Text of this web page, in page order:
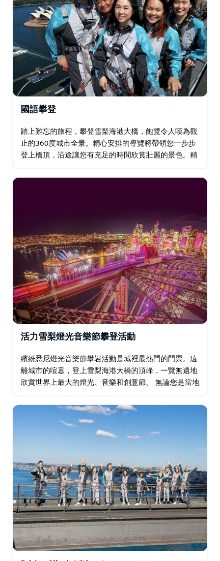
國語攀登
踏上難忘的旅程，攀登雪梨海港大橋，飽覽令人嘆為觀
止的360度城市全景。精心安排的導覽將帶領您一步步
登上橋頂，沿途讓您有充足的時間欣賞壯麗的景色。精
的精彩故事。攀登活動適合所有體能水平的人士…
活力雪梨燈光音樂節攀登活動
繽紛悉尼燈光音樂節攀岩活動是城裡最熱門的門票。遠
離城市的喧囂，登上雪梨海港大橋的頂峰，一覽無遺地
欣賞世界上最大的燈光、音樂和創意節。 無論您是當地